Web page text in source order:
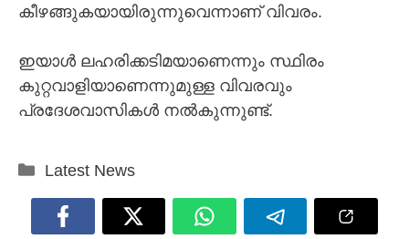
കീഴങ്ങുകയായിരുന്നുവെന്നാണ് വിവരം.
ഇയാള്‍ ലഹരിക്കടിമയാണെന്നും സ്ഥിരം
കുറ്റവാളിയാണെന്നുമുള്ള വിവരവും
പ്രദേശവാസികള്‍ നല്‍കുന്നുണ്ട്‌.
Categories
Latest News